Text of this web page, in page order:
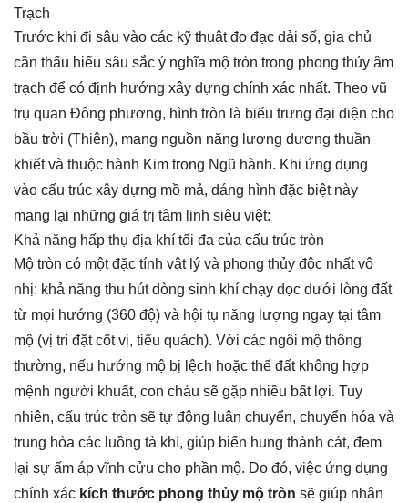
Trạch
Trước khi đi sâu vào các kỹ thuật đo đạc dải số, gia chủ
cần thấu hiểu sâu sắc ý nghĩa mộ tròn trong phong thủy âm
trạch để có định hướng xây dựng chính xác nhất. Theo vũ
trụ quan Đông phương, hình tròn là biểu trưng đại diện cho
bầu trời (Thiên), mang nguồn năng lượng dương thuần
khiết và thuộc hành Kim trong Ngũ hành. Khi ứng dụng
vào cấu trúc xây dựng mồ mả, dáng hình đặc biệt này
mang lại những giá trị tâm linh siêu việt:
Khả năng hấp thụ địa khí tối đa của cấu trúc tròn
Mộ tròn có một đặc tính vật lý và phong thủy độc nhất vô
nhị: khả năng thu hút dòng sinh khí chạy dọc dưới lòng đất
từ mọi hướng (360 độ) và hội tụ năng lượng ngay tại tâm
mộ (vị trí đặt cốt vị, tiểu quách). Với các ngôi mộ thông
thường, nếu hướng mộ bị lệch hoặc thế đất không hợp
mệnh người khuất, con cháu sẽ gặp nhiều bất lợi. Tuy
nhiên, cấu trúc tròn sẽ tự động luân chuyển, chuyển hóa và
trung hòa các luồng tà khí, giúp biến hung thành cát, đem
lại sự ấm áp vĩnh cửu cho phần mộ. Do đó, việc ứng dụng
chính xác kích thước phong thủy mộ tròn sẽ giúp nhân